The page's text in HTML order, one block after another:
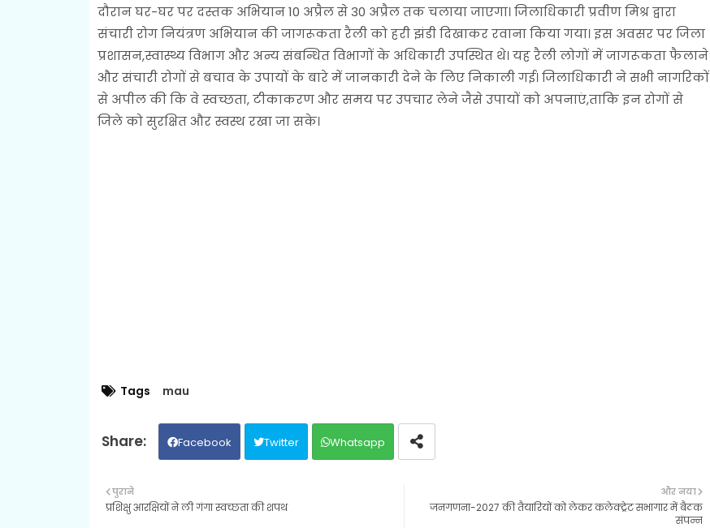
दौरान घर-घर पर दस्तक अभियान 10 अप्रैल से 30 अप्रैल तक चलाया जाएगा। जिलाधिकारी प्रवीण मिश्र द्वारा
संचारी रोग नियंत्रण अभियान की जागरूकता रैली को हरी झंडी दिखाकर रवाना किया गया। इस अवसर पर जिला
प्रशासन,स्वास्थ्य विभाग और अन्य संबन्धित विभागों के अधिकारी उपस्थित थे। यह रैली लोगों में जागरूकता फैलाने
और संचारी रोगों से बचाव के उपायों के बारे में जानकारी देने के लिए निकाली गई। जिलाधिकारी ने सभी नागरिकों
से अपील की कि वे स्वच्छता, टीकाकरण और समय पर उपचार लेने जैसे उपायों को अपनाएं,ताकि इन रोगों से
जिले को सुरक्षित और स्वस्थ रखा जा सके।
Tags mau
Facebook Twitter Whatsapp
और नया
जनगणना-2027 की तैयारियों को लेकर कलेक्ट्रेट सभागार में बैठक
संपन्न
पुराने
प्रशिक्षु आरक्षियों ने ली गंगा स्वच्छता की शपथ